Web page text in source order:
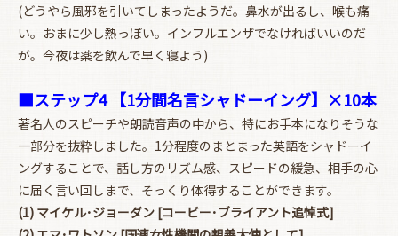
(どうやら風邪を引いてしまったようだ。鼻水が出るし、喉も痛
い。おまに少し熱っぽい。インフルエンザでなければいいのだ
が。今夜は薬を飲んで早く寝よう)
■ステップ4 【1分間名言シャドーイング】×10本
著名人のスピーチや朗読音声の中から、特にお手本になりそうな
一部分を抜粋しました。1分程度のまとまった英語をシャドーイ
ングすることで、話し方のリズム感、スピードの緩急、相手の心
に届く言い回しまで、そっくり体得することができます。
(1) マイケル･ジョーダン [コービー･ブライアント追悼式]